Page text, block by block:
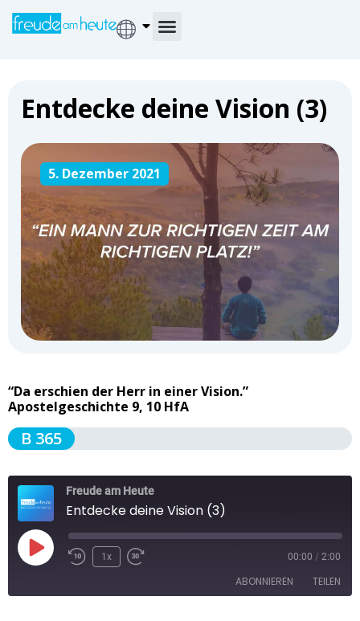
Entdecke deine Vision (3)
5. Dezember 2021
“Da erschien der Herr in einer Vision.”
Apostelgeschichte 9, 10 HfA
B 365
Freude am Heute
Entdecke deine Vision (3)
1x 00:00 / 2:00
ABONNIEREN TEILEN